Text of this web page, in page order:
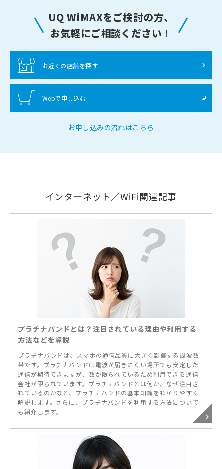
UQ WiMAXをご検討の方、
お気軽にご相談ください！
お近くの店舗を探す
Webで申し込む
お申し込みの流れはこちら
インターネット／WiFi関連記事
プラチナバンドとは？注目されている理由や利用する
方法などを解説
プラチナバンドは、スマホの通信品質に大きく影響する周波数
帯です。プラチナバンドは電波が届きにくい場所でも安定した
通信が期待できますが、数が限られているため利用できる通信
会社が限られています。プラチナバンドとは何か、なぜ注目さ
れているのかなど、プラチナバンドの基本知識をわかりやすく
解説します。さらに、プラチナバンドを利用する方法について
も紹介します。